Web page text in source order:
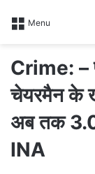
Menu
Crime: –
चेयरमैन के
अब तक
INA